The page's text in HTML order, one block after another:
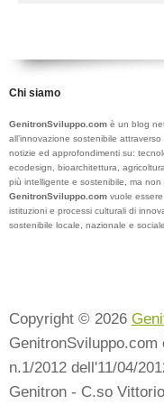
Chi siamo
GenitronSviluppo.com è un blog
all’innovazione sostenibile
notizie ed approfondimenti su:
ecodesign, bioarchitettura,
più intelligente e sostenibile, ma non
GenitronSviluppo.com vuole
istituzioni e processi culturali di
sostenibile locale, nazionale e sociale.
Copyright © 2026
n.1/2012 dell'11/04/
Genitron - C.so